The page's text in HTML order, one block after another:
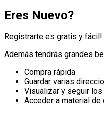
Eres Nuevo?
Registrarte es gratis y fácil!
Además tendrás grandes
Compra rápida
Guardar varias
Visualizar y seguir
Acceder a material